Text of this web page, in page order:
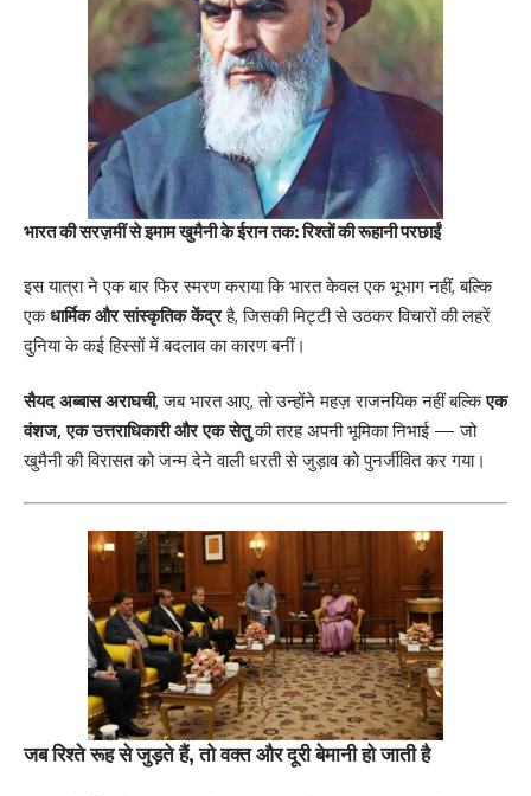
भारत की सरज़मीं से इमाम खुमैनी के ईरान तक: रिश्तों की रूहानी परछाईं
इस यात्रा ने एक बार फिर स्मरण कराया कि भारत केवल एक भूभाग नहीं, बल्कि
एकधार्मिक और सांस्कृतिक केंद्रहै, जिसकी मिट्टी से उठकर विचारों की लहरें
दुनिया के कई हिस्सों में बदलाव का कारण बनीं।
सैयद अब्बास अराघची, जब भारत आए, तो उन्होंने महज़ राजनयिक नहीं बल्किएक
वंशज, एक उत्तराधिकारी और एक सेतुकी तरह अपनी भूमिका निभाई — जो
खुमैनी की विरासत को जन्म देने वाली धरती से जुड़ाव को पुनर्जीवित कर गया।
जब रिश्ते रूह से जुड़ते हैं, तो वक्त और दूरी बेमानी हो जाती है